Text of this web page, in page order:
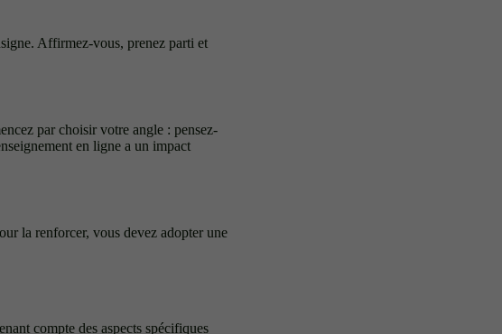
Affirmez-vous, prenez parti et
par choisir votre angle : pensez-
en ligne a un impact
la renforcer, vous devez adopter une
compte des aspects spécifiques